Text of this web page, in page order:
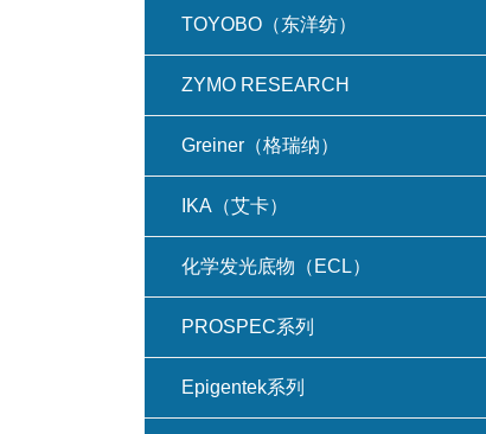
TOYOBO（东洋纺）
ZYMO RESEARCH
Greiner（格瑞纳）
IKA（艾卡）
化学发光底物（ECL）
PROSPEC系列
Epigentek系列